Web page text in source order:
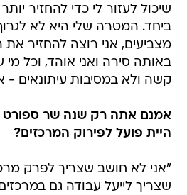
שיכול לעזור לי כדי להחזיר
ביחד. המטרה שלי היא לא
מצביעים, אני רוצה להחזיר את
באותה סירה ואני אוהד, וכל מי
קשה ולא במסיבות עיתונאים -
אמנם אתה רק שנה שר ספורט
היית פועל לפירוק המרכזים?
"אני לא חושב שצריך לפרק
שצריך לייעל עבודה גם